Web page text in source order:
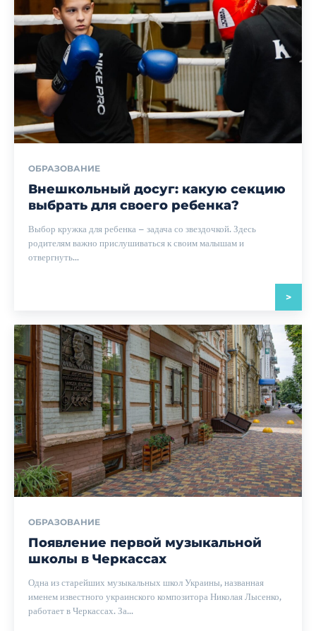
ОБРАЗОВАНИЕ
Внешкольный досуг: какую секцию
выбрать для своего ребенка?
Выбор кружка для ребенка – задача со звездочкой. Здесь
родителям важно прислушиваться к своим малышам и
отвергнуть...
>
ОБРАЗОВАНИЕ
Появление первой музыкальной
школы в Черкассах
Одна из старейших музыкальных школ Украины, названная
именем известного украинского композитора Николая Лысенко,
работает в Черкассах. За...